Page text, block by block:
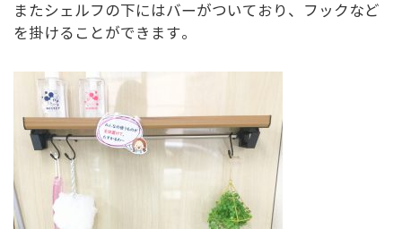
またシェルフの下にはバーがついており、フックなど
を掛けることができます。